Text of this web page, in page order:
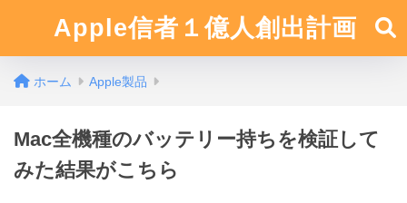
Apple信者１億人創出計画
ホーム Apple製品
Mac全機種のバッテリー持ちを検証して
みた結果がこちら